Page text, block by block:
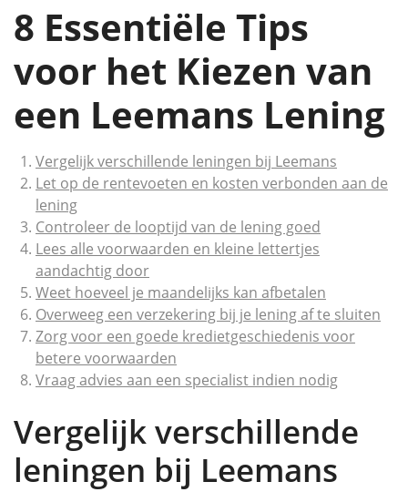
8 Essentiële Tips
voor het Kiezen van
een Leemans Lening
Vergelijk verschillende leningen bij Leemans
Let op de rentevoeten en kosten verbonden aan de
lening
Controleer de looptijd van de lening goed
Lees alle voorwaarden en kleine lettertjes
aandachtig door
Weet hoeveel je maandelijks kan afbetalen
Overweeg een verzekering bij je lening af te sluiten
Zorg voor een goede kredietgeschiedenis voor
betere voorwaarden
Vraag advies aan een specialist indien nodig
Vergelijk verschillende
leningen bij Leemans